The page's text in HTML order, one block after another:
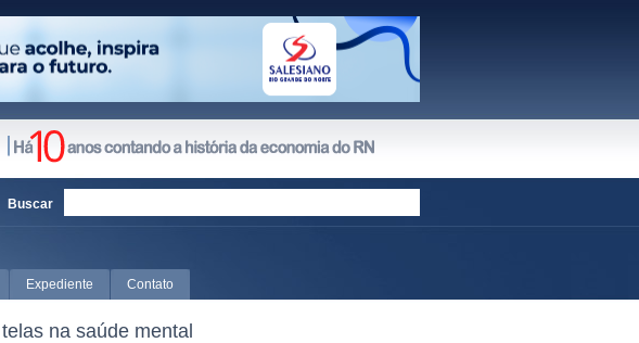
Buscar
Expediente Contato
na saúde mental